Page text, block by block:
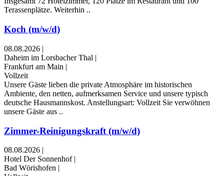
Terassenplätze. Weiterhin ..
Koch (m/w/d)
08.08.2026 |
Daheim im Lorsbacher Thal |
Frankfurt am Main |
Vollzeit
Unsere Gäste lieben die private Atmosphäre im historischen
Ambiente, den netten, aufmerksamen Service und unsere typisch
deutsche Hausmannskost. Anstellungsart: Vollzeit Sie verwöhnen
unsere Gäste aus ..
Zimmer-Reinigungskraft (m/w/d)
08.08.2026 |
Hotel Der Sonnenhof |
Bad Wörishofen |